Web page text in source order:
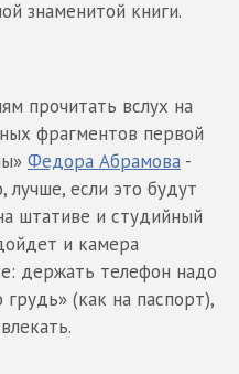
знаменитой книги.
прочитать вслух на
фрагментов первой
Федора Абрамова -
лучше, если это будут
штативе и студийный
и камера
держать телефон надо
грудь» (как на паспорт),